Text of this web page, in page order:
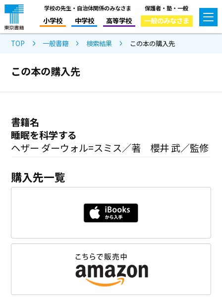
学校の先生・自治体関係のみなさま
小学校 中学校 高等学校
保護者・塾・一般
一般のみなさま
TOP 一般書籍 検索結果 この本の購入先
この本の購入先
書籍名
睡眠を科学する
ヘザー ダーウォル=スミス／著 櫻井 武／監修
購入先一覧